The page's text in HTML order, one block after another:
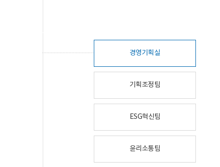
경영기획실
기획조정팀
ESG혁신팀
윤리소통팀